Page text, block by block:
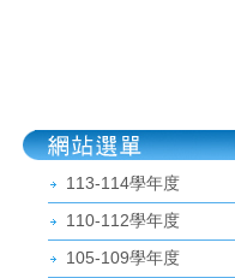
113-114學年度
110-112學年度
105-109學年度